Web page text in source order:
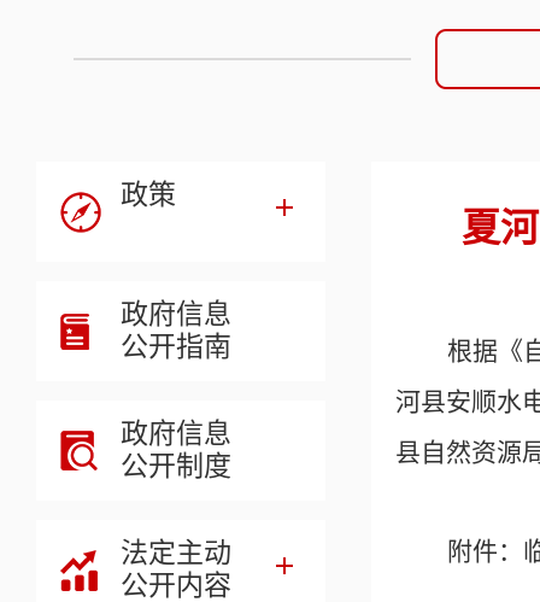
政策
政府信息
公开指南
政府信息
公开制度
法定主动
公开内容
夏
根据《
河县安顺水
县自然资源
附件：